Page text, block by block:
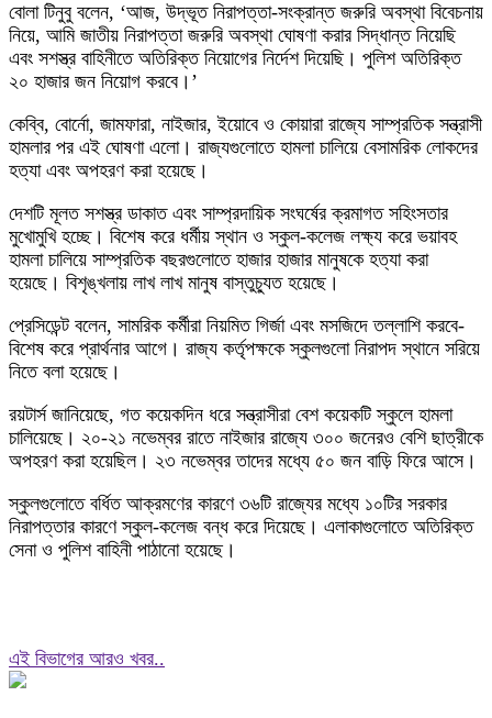
বোলা টিনুবু বলেন, ‘আজ, উদ্ভূত নিরাপত্তা-সংক্রান্ত জরুরি অবস্থা বিবেচনায়
নিয়ে, আমি জাতীয় নিরাপত্তা জরুরি অবস্থা ঘোষণা করার সিদ্ধান্ত নিয়েছি
এবং সশস্ত্র বাহিনীতে অতিরিক্ত নিয়োগের নির্দেশ দিয়েছি। পুলিশ অতিরিক্ত
২০ হাজার জন নিয়োগ করবে।’
কেব্বি, বোর্নো, জামফারা, নাইজার, ইয়োবে ও কোয়ারা রাজ্যে সাম্প্রতিক সন্ত্রাসী
হামলার পর এই ঘোষণা এলো। রাজ্যগুলোতে হামলা চালিয়ে বেসামরিক লোকদের
হত্যা এবং অপহরণ করা হয়েছে।
দেশটি মূলত সশস্ত্র ডাকাত এবং সাম্প্রদায়িক সংঘর্ষের ক্রমাগত সহিংসতার
মুখোমুখি হচ্ছে। বিশেষ করে ধর্মীয় স্থান ও স্কুল-কলেজ লক্ষ্য করে ভয়াবহ
হামলা চালিয়ে সাম্প্রতিক বছরগুলোতে হাজার হাজার মানুষকে হত্যা করা
হয়েছে। বিশৃঙ্খলায় লাখ লাখ মানুষ বাস্তুচ্যুত হয়েছে।
প্রেসিডেন্ট বলেন, সামরিক কর্মীরা নিয়মিত গির্জা এবং মসজিদে তল্লাশি করবে-
বিশেষ করে প্রার্থনার আগে। রাজ্য কর্তৃপক্ষকে স্কুলগুলো নিরাপদ স্থানে সরিয়ে
নিতে বলা হয়েছে।
রয়টার্স জানিয়েছে, গত কয়েকদিন ধরে সন্ত্রাসীরা বেশ কয়েকটি স্কুলে হামলা
চালিয়েছে। ২০-২১ নভেম্বর রাতে নাইজার রাজ্যে ৩০০ জনেরও বেশি ছাত্রীকে
অপহরণ করা হয়েছিল। ২৩ নভেম্বর তাদের মধ্যে ৫০ জন বাড়ি ফিরে আসে।
স্কুলগুলোতে বর্ধিত আক্রমণের কারণে ৩৬টি রাজ্যের মধ্যে ১০টির সরকার
নিরাপত্তার কারণে স্কুল-কলেজ বন্ধ করে দিয়েছে। এলাকাগুলোতে অতিরিক্ত
সেনা ও পুলিশ বাহিনী পাঠানো হয়েছে।
এই বিভাগের আরও খবর..